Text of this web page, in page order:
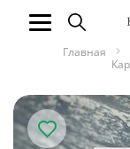
Главная